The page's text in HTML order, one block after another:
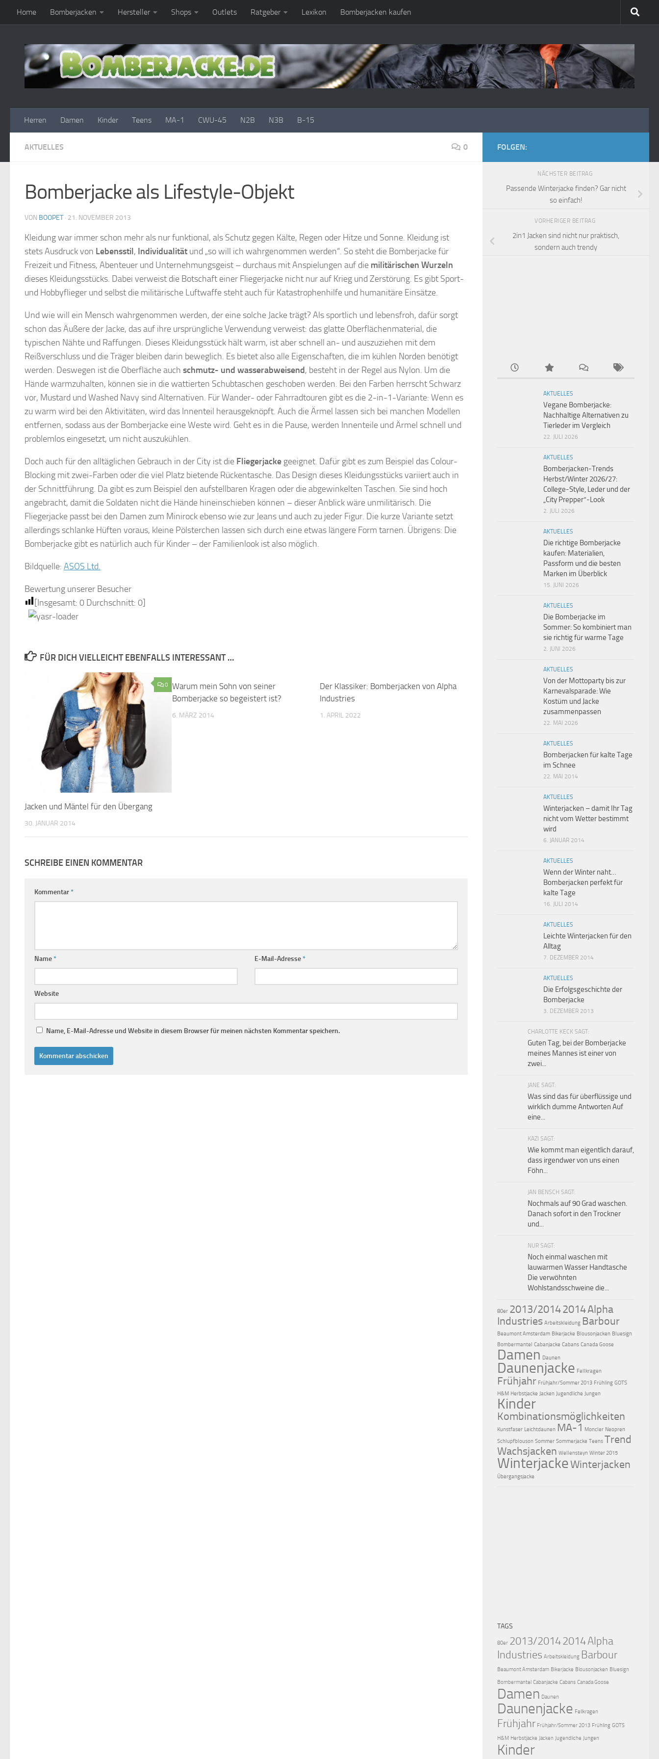
Zum Inhalt springen
Home Bomberjacken Hersteller Shops Outlets Ratgeber Lexikon Bomberjacken kaufen
Herren Damen Kinder Teens MA-1 CWU-45 N2B N3B B-15
AKTUELLES 0
Bomberjacke als Lifestyle-Objekt
VON BOOPET · 21. NOVEMBER 2013
Kleidung war immer schon mehr als nur funktional, als Schutz gegen Kälte, Regen oder Hitze und Sonne. Kleidung ist
stets Ausdruck von Lebensstil, Individualität und „so will ich wahrgenommen werden“. So steht die Bomberjacke für
Freizeit und Fitness, Abenteuer und Unternehmungsgeist – durchaus mit Anspielungen auf die militärischen Wurzeln
dieses Kleidungsstücks. Dabei verweist die Botschaft einer Fliegerjacke nicht nur auf Krieg und Zerstörung. Es gibt Sport-
und Hobbyflieger und selbst die militärische Luftwaffe steht auch für Katastrophenhilfe und humanitäre Einsätze.
Und wie will ein Mensch wahrgenommen werden, der eine solche Jacke trägt? Als sportlich und lebensfroh, dafür sorgt
schon das Äußere der Jacke, das auf ihre ursprüngliche Verwendung verweist: das glatte Oberflächenmaterial, die
typischen Nähte und Raffungen. Dieses Kleidungsstück hält warm, ist aber schnell an- und auszuziehen mit dem
Reißverschluss und die Träger bleiben darin beweglich. Es bietet also alle Eigenschaften, die im kühlen Norden benötigt
werden. Deswegen ist die Oberfläche auch schmutz- und wasserabweisend, besteht in der Regel aus Nylon. Um die
Hände warmzuhalten, können sie in die wattierten Schubtaschen geschoben werden. Bei den Farben herrscht Schwarz
vor, Mustard und Washed Navy sind Alternativen. Für Wander- oder Fahrradtouren gibt es die 2-in-1-Variante: Wenn es
zu warm wird bei den Aktivitäten, wird das Innenteil herausgeknöpft. Auch die Ärmel lassen sich bei manchen Modellen
entfernen, sodass aus der Bomberjacke eine Weste wird. Geht es in die Pause, werden Innenteile und Ärmel schnell und
problemlos eingesetzt, um nicht auszukühlen.
Doch auch für den alltäglichen Gebrauch in der City ist die Fliegerjacke geeignet. Dafür gibt es zum Beispiel das Colour-
Blocking mit zwei-Farben oder die viel Platz bietende Rückentasche. Das Design dieses Kleidungsstücks variiert auch in
der Schnittführung. Da gibt es zum Beispiel den aufstellbaren Kragen oder die abgewinkelten Taschen. Sie sind hoch
angebracht, damit die Soldaten nicht die Hände hineinschieben können – dieser Anblick wäre unmilitärisch. Die
Fliegerjacke passt bei den Damen zum Minirock ebenso wie zur Jeans und auch zu jeder Figur. Die kurze Variante setzt
allerdings schlanke Hüften voraus, kleine Pölsterchen lassen sich durch eine etwas längere Form tarnen. Übrigens: Die
Bomberjacke gibt es natürlich auch für Kinder – der Familienlook ist also möglich.
Bildquelle: ASOS Ltd.
Bewertung unserer Besucher
[Insgesamt: 0 Durchschnitt: 0]
FÜR DICH VIELLEICHT EBENFALLS INTERESSANT …
0
Jacken und Mäntel für den Übergang
30. JANUAR 2014
Warum mein Sohn von seiner
Bomberjacke so begeistert ist?
6. MÄRZ 2014
Der Klassiker: Bomberjacken von Alpha
Industries
1. APRIL 2022
SCHREIBE EINEN KOMMENTAR
Kommentar*
Name* E-Mail-Adresse*
Website
Name, E-Mail-Adresse und Website in diesem Browser für meinen nächsten Kommentar speichern.
FOLGEN:
NÄCHSTER BEITRAG
Passende Winterjacke finden? Gar nicht
so einfach!
VORHERIGER BEITRAG
2in1 Jacken sind nicht nur praktisch,
sondern auch trendy
AKTUELLES
Vegane Bomberjacke:
Nachhaltige Alternativen zu
Tierleder im Vergleich
22. JULI 2026
AKTUELLES
Bomberjacken-Trends
Herbst/Winter 2026/27:
College-Style, Leder und der
„City Prepper“-Look
2. JULI 2026
AKTUELLES
Die richtige Bomberjacke
kaufen: Materialien,
Passform und die besten
Marken im Überblick
15. JUNI 2026
AKTUELLES
Die Bomberjacke im
Sommer: So kombiniert man
sie richtig für warme Tage
2. JUNI 2026
AKTUELLES
Von der Mottoparty bis zur
Karnevalsparade: Wie
Kostüm und Jacke
zusammenpassen
22. MAI 2026
AKTUELLES
Bomberjacken für kalte Tage
im Schnee
22. MAI 2014
AKTUELLES
Winterjacken – damit Ihr Tag
nicht vom Wetter bestimmt
wird
6. JANUAR 2014
AKTUELLES
Wenn der Winter naht…
Bomberjacken perfekt für
kalte Tage
16. JULI 2014
AKTUELLES
Leichte Winterjacken für den
Alltag
7. DEZEMBER 2014
AKTUELLES
Die Erfolgsgeschichte der
Bomberjacke
3. DEZEMBER 2013
CHARLOTTE KECK SAGT:
Guten Tag, bei der Bomberjacke
meines Mannes ist einer von
zwei...
JANE SAGT:
Was sind das für überflüssige und
wirklich dumme Antworten Auf
eine...
KAZI SAGT:
Wie kommt man eigentlich darauf,
dass irgendwer von uns einen
Föhn...
JAN BENSCH SAGT:
Nochmals auf 90 Grad waschen.
Danach sofort in den Trockner
und...
NUR SAGT:
Noch einmal waschen mit
lauwarmen Wasser Handtasche
Die verwöhnten
Wohlstandsschweine die...
80er 2013/20142014Alpha
Industries Arbeitskleidung Barbour
Beaumont Amsterdam Bikerjacke Blousonjacken Bluesign
Bombermantel Cabanjacke Cabans Canada Goose
Damen Daunen
Daunenjacke Fellkragen
Frühjahr Frühjahr/Sommer 2013 Frühling GOTS
H&M Herbstjacke Jacken Jugendliche Jungen
Kinder
Kombinationsmöglichkeiten
Kunstfaser Leichtdaunen MA-1 Moncler Neopren
Schlupfblouson Sommer Sommerjacke Teens Trend
Wachsjacken Wellensteyn Winter 2015
WinterjackeWinterjacken
Übergangsjacke
TAGS
80er 2013/20142014Alpha
Industries Arbeitskleidung Barbour
Beaumont Amsterdam Bikerjacke Blousonjacken Bluesign
Bombermantel Cabanjacke Cabans Canada Goose
Damen Daunen
Daunenjacke Fellkragen
Frühjahr Frühjahr/Sommer 2013 Frühling GOTS
H&M Herbstjacke Jacken Jugendliche Jungen
Kinder